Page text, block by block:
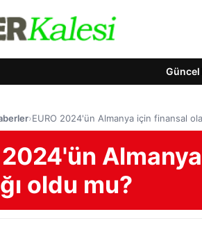
Güncel
›EURO 2024'ün Almanya için finansal
2024'ün
oldu mu?